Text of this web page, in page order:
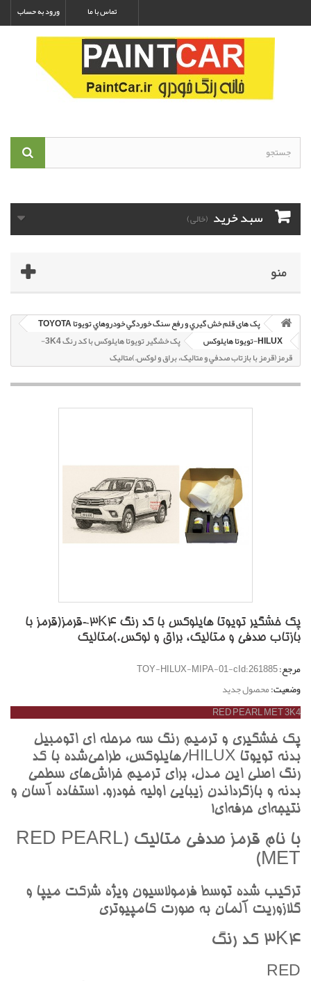
ورود به حساب تماس با ما
سبد خرید (خالی)
منو
پک های قلم خش گيري و رفع سنگ خوردگي خودروهاي تویوتا TOYOTA
HILUX-تويوتا هايلوکس
پک خشگير تویوتا هایلوکس با کد رنگ 3K4-
قرمز(قرمز با بازتاب صدفي و متاليک، براق و لوکس.)متاليک
پک خشگير تویوتا هایلوکس با کد رنگ 3K4-قرمز(قرمز با
بازتاب صدفي و متاليک، براق و لوکس.)متاليک
مرجع:TOY-HILUX-MIPA-01-cId:261885
وضعیت:محصول جدید
RED PEARL MET 3K4
پک خشگيري و ترميم رنگ سه مرحله اي اتومبيل
بدنه تويوتا HILUX/هايلوکس، طراحي‌شده با کد
رنگ اصلي اين مدل، براي ترميم خراش‌هاي سطحي
بدنه و بازگرداندن زيبايي اوليه خودرو. استفاده آسان و
نتيجه‌اي حرفه‌اي!
با نام قرمز صدفي متاليک (RED PEARL
MET)
ترکيب شده توسط فرمولاسيون ويژه شرکت ميپا و
گلازوريت آلمان به صورت کامپيوتري
3K4 کد رنگ
RED